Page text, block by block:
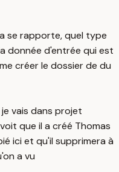
se rapporte, quel type
donnée d'entrée qui est
créer le dossier de du
vais dans projet
que il a créé Thomas
ici et qu'il supprimera à
a vu